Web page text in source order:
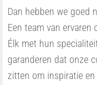
Dan hebben we goed
Een team van
Élk met hun
garanderen dat onze
zitten om inspiratie